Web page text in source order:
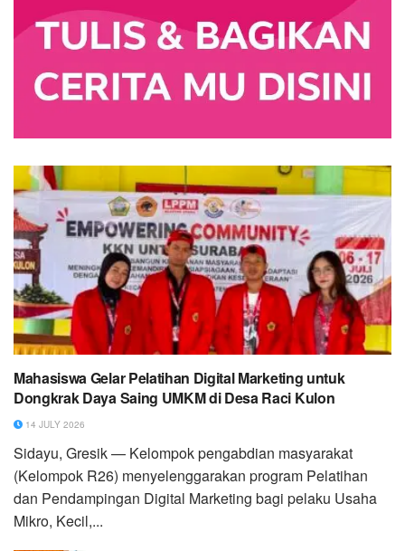
Mahasiswa Gelar Pelatihan Digital Marketing untuk
Dongkrak Daya Saing UMKM di Desa Raci Kulon
14 JULY 2026
Sidayu, Gresik — Kelompok pengabdian masyarakat
(Kelompok R26) menyelenggarakan program Pelatihan
dan Pendampingan Digital Marketing bagi pelaku Usaha
Mikro, Kecil,...